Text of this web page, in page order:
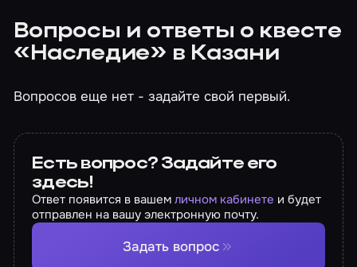
Вопросы и ответы о квесте
«Наследие» в Казани
Вопросов еще нет - задайте свой первый.
Есть вопрос? Задайте его
здесь!
Ответ появится в вашемличном кабинете и будет
отправлен на вашу электронную почту.
Задать вопрос